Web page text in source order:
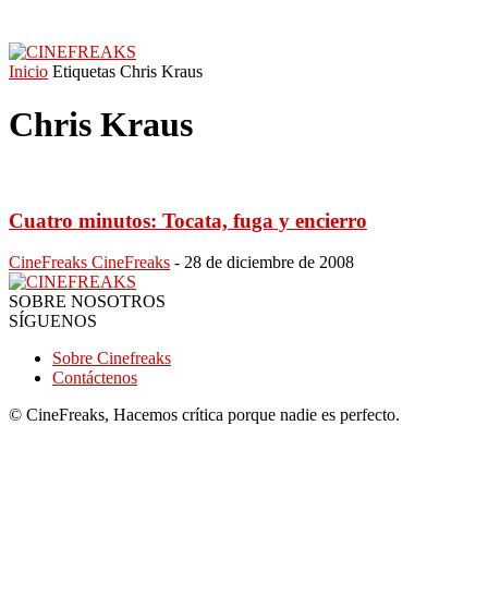
Inicio Etiquetas Chris Kraus
Chris Kraus
Cuatro minutos: Tocata, fuga y encierro
CineFreaks CineFreaks - 28 de diciembre de 2008
SOBRE NOSOTROS
SÍGUENOS
Sobre Cinefreaks
Contáctenos
© CineFreaks, Hacemos crítica porque nadie es perfecto.